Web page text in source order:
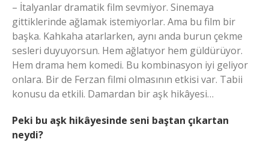
– İtalyanlar dramatik film sevmiyor. Sinemaya
gittiklerinde ağlamak istemiyorlar. Ama bu film bir
başka. Kahkaha atarlarken, aynı anda burun çekme
sesleri duyuyorsun. Hem ağlatıyor hem güldürüyor.
Hem drama hem komedi. Bu kombinasyon iyi geliyor
onlara. Bir de Ferzan filmi olmasının etkisi var. Tabii
konusu da etkili. Damardan bir aşk hikâyesi…
Peki bu aşk hikâyesinde seni baştan çıkartan
neydi?